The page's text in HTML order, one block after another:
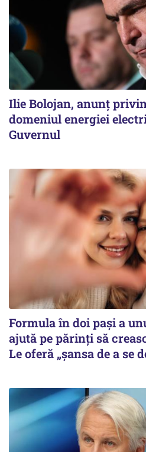
Ilie Bolojan, anunț
domeniul energiei
Guvernul
Formula în doi pași a
ajută pe părinți să
Le oferă „șansa de a se